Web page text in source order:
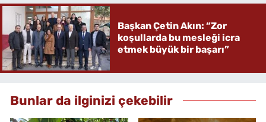
Başkan Çetin Akın: “Zor
koşullarda bu mesleği icra
etmek büyük bir başarı”
Bunlar da ilginizi çekebilir